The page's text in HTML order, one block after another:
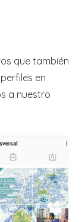
que también
en
a nuestro